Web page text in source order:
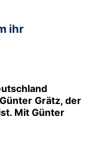
ihr
Grätz, der
Mit Günter